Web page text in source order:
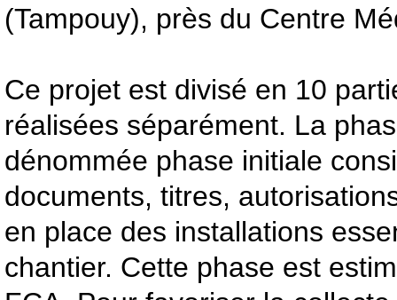
(Tampouy), près du Centre
Ce projet est divisé en 10
réalisées séparément. La
dénommée phase initiale
documents, titres,
en place des installations
chantier. Cette phase est